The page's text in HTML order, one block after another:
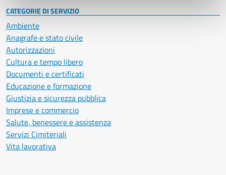
CATEGORIE DI SERVIZIO
Ambiente
Anagrafe e stato civile
Autorizzazioni
Cultura e tempo libero
Documenti e certificati
Educazione e formazione
Giustizia e sicurezza pubblica
Imprese e commercio
Salute, benessere e assistenza
Servizi Cimiteriali
Vita lavorativa